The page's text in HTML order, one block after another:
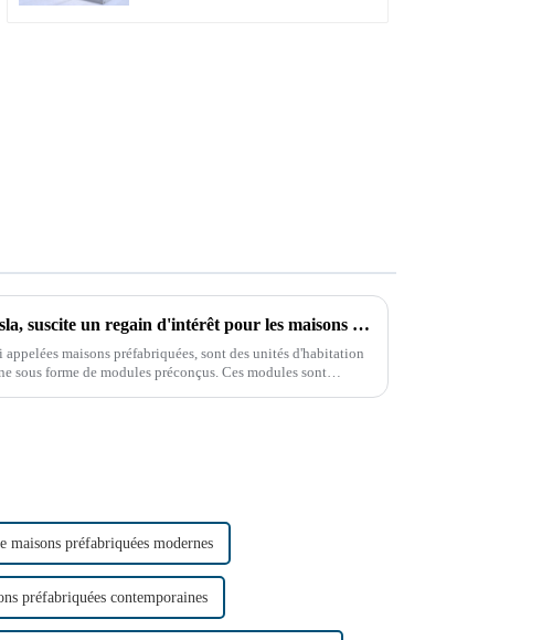
Elon Musk, PDG de Tesla, suscite un regain d'intérêt pour les maisons modulaires : l'avenir de la révolution du logement
appelées maisons préfabriquées, sont des unités d'habitation
sous forme de modules préconçus. Ces modules sont
maisons préfabriquées modernes
préfabriquées contemporaines